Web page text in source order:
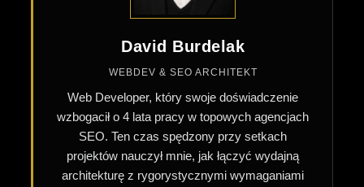
David Burdelak
WEBDEV & SEO ARCHITEKT
Web Developer, który swoje doświadczenie
wzbogacił o 4 lata pracy w topowych agencjach
SEO. Ten czas spędzony przy setkach
projektów nauczył mnie, jak łączyć wydajną
architekturę z rygorystycznymi wymaganiami